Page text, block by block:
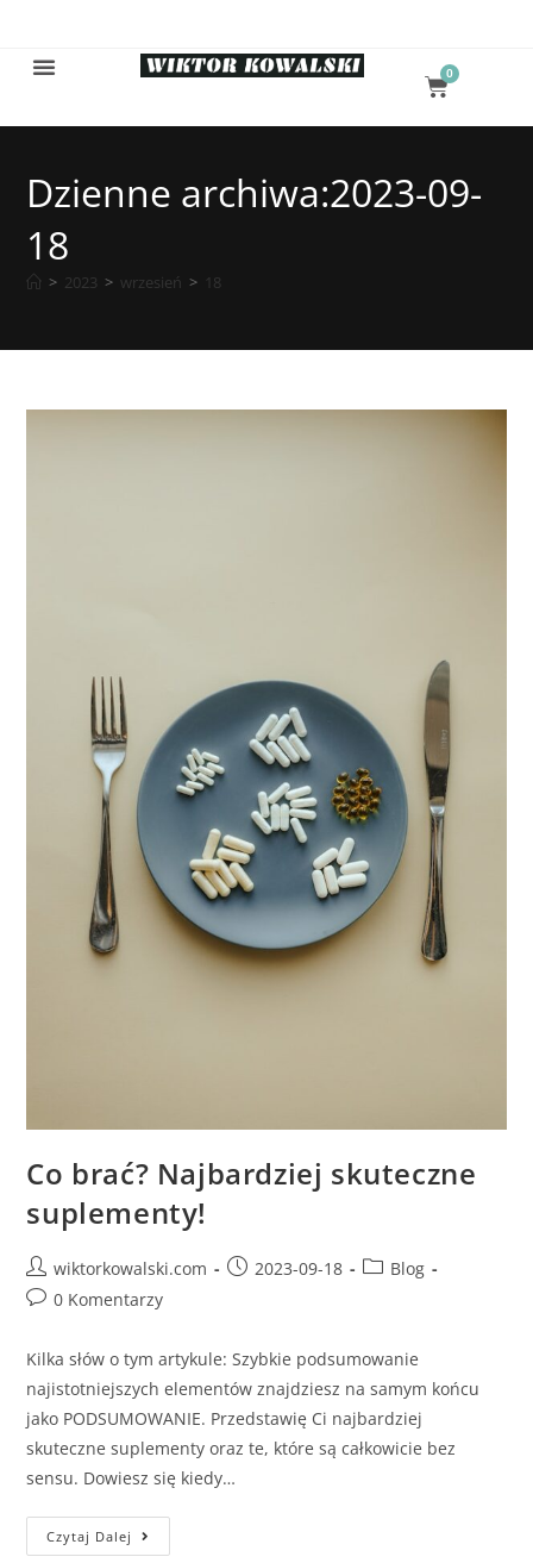
0
Dzienne archiwa:2023-09-
18
> 2023 > wrzesień > 18
Co brać? Najbardziej skuteczne
suplementy!
wiktorkowalski.com 2023-09-18
Blog
0 Komentarzy
Kilka słów o tym artykule: Szybkie podsumowanie
najistotniejszych elementów znajdziesz na samym końcu
jako PODSUMOWANIE. Przedstawię Ci najbardziej
skuteczne suplementy oraz te, które są całkowicie bez
sensu. Dowiesz się kiedy…
Czytaj Dalej